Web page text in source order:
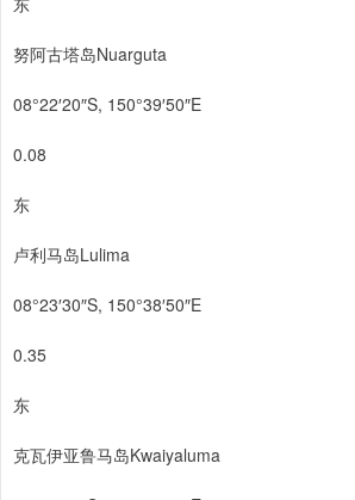
努阿古塔岛Nuarguta
08°22′20″S, 150°39′50″E
0.08
东
卢利马岛Lulima
08°23′30″S, 150°38′50″E
0.35
东
克瓦伊亚鲁马岛Kwaiyaluma